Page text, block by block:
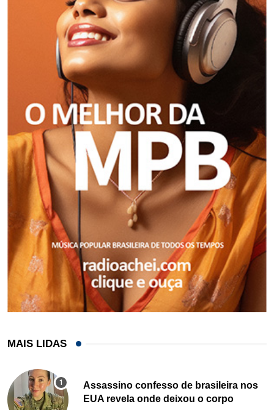
MAIS LIDAS
Assassino confesso de brasileira nos
EUA revela onde deixou o corpo